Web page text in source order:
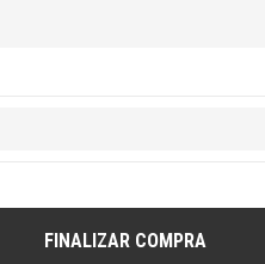
FINALIZAR COMPRA